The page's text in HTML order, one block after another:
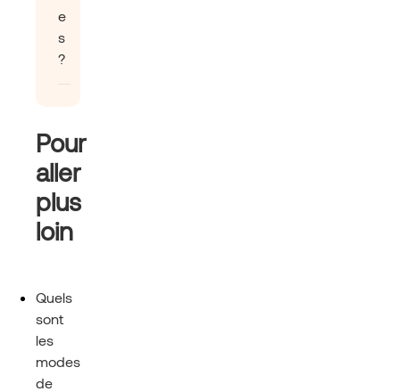
e
s
?
Pour
aller
plus
loin
Quels
sont
les
modes
de